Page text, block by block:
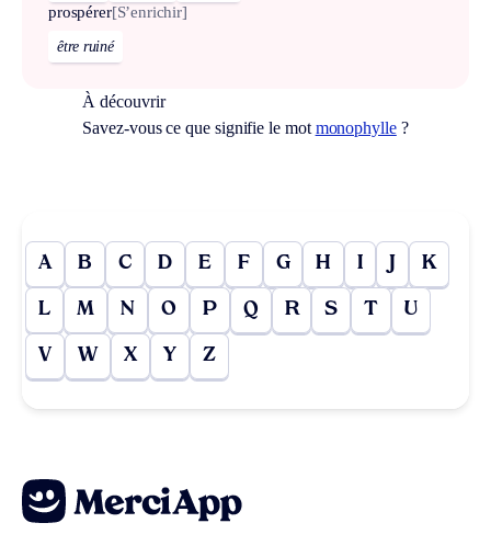
prospérer[S’enrichir]
être ruiné
À découvrir
Savez-vous ce que signifie le motmonophylle?
A B C D E F G H I J K
L M N O P Q R S T U
V W X Y Z